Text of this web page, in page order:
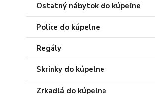
Ostatný nábytok do kúpeľne
Police do kúpelne
Regály
Skrinky do kúpelne
Zrkadlá do kúpelne